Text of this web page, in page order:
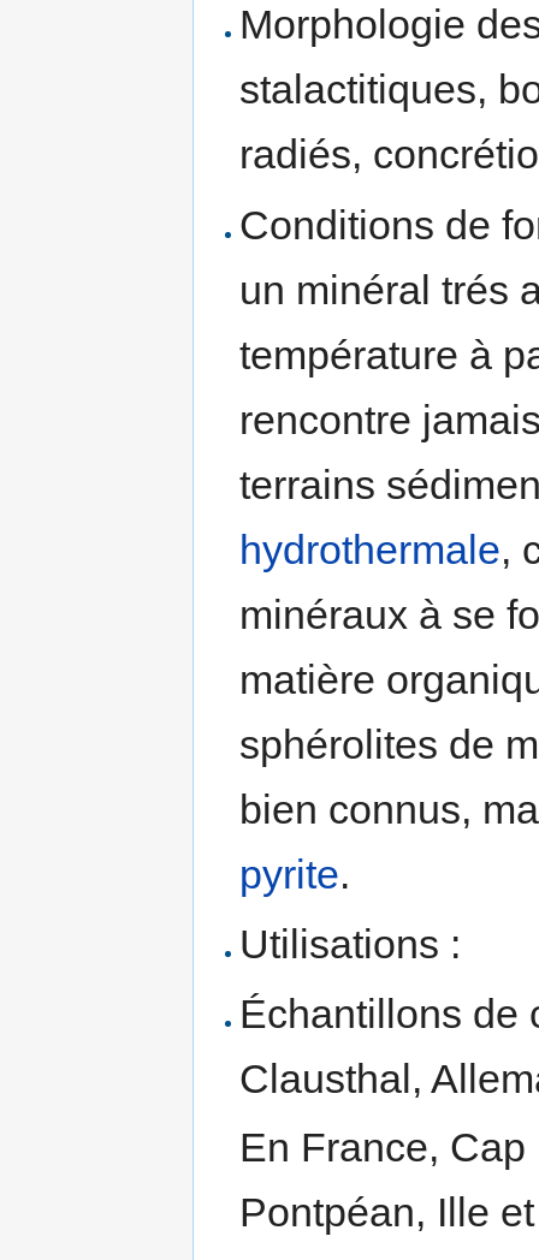
Morphologie
stalactitiques,
radiés,
Conditions de
un minéral trés
température à
rencontre
terrains
hydrothermale,
minéraux à se
matière
sphérolites de
bien connus,
pyrite.
Utilisations :
Échantillons de
Clausthal,
En France,
Pontpéan, Ille